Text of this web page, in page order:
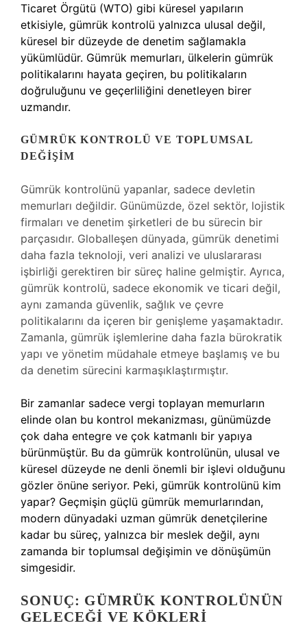
Ticaret Örgütü (WTO) gibi küresel yapıların
etkisiyle, gümrük kontrolü yalnızca ulusal değil,
küresel bir düzeyde de denetim sağlamakla
yükümlüdür. Gümrük memurları, ülkelerin gümrük
politikalarını hayata geçiren, bu politikaların
doğruluğunu ve geçerliliğini denetleyen birer
uzmandır.
GÜMRÜK KONTROLÜ VE TOPLUMSAL
DEĞIŞIM
Gümrük kontrolünü yapanlar, sadece devletin
memurları değildir. Günümüzde, özel sektör, lojistik
firmaları ve denetim şirketleri de bu sürecin bir
parçasıdır. Globalleşen dünyada, gümrük denetimi
daha fazla teknoloji, veri analizi ve uluslararası
işbirliği gerektiren bir süreç haline gelmiştir. Ayrıca,
gümrük kontrolü, sadece ekonomik ve ticari değil,
aynı zamanda güvenlik, sağlık ve çevre
politikalarını da içeren bir genişleme yaşamaktadır.
Zamanla, gümrük işlemlerine daha fazla bürokratik
yapı ve yönetim müdahale etmeye başlamış ve bu
da denetim sürecini karmaşıklaştırmıştır.
Bir zamanlar sadece vergi toplayan memurların
elinde olan bu kontrol mekanizması, günümüzde
çok daha entegre ve çok katmanlı bir yapıya
bürünmüştür. Bu da gümrük kontrolünün, ulusal ve
küresel düzeyde ne denli önemli bir işlevi olduğunu
gözler önüne seriyor. Peki, gümrük kontrolünü kim
yapar? Geçmişin güçlü gümrük memurlarından,
modern dünyadaki uzman gümrük denetçilerine
kadar bu süreç, yalnızca bir meslek değil, aynı
zamanda bir toplumsal değişimin ve dönüşümün
simgesidir.
SONUÇ: GÜMRÜK KONTROLÜNÜN
GELECEĞI VE KÖKLERI